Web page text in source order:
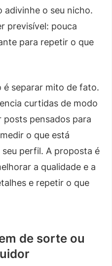
adivinhe o seu nicho.
previsível: pouca
para repetir o que
separar mito de fato.
curtidas de modo
pensados para
o que está
perfil. A proposta é
a qualidade e a
e repetir o que
de sorte ou